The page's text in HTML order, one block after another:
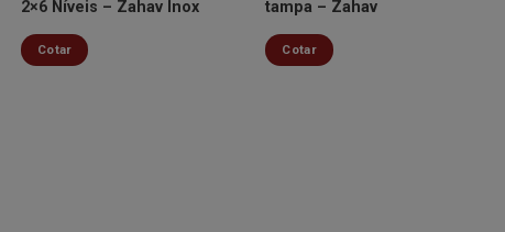
2×6 Níveis – Zahav Inox
Cotar
tampa – Zahav
Cotar